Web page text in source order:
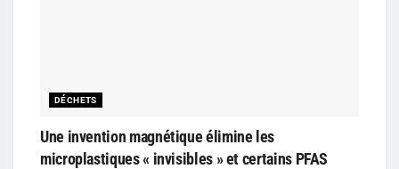
DÉCHETS
Une invention magnétique élimine les
microplastiques « invisibles » et certains PFAS